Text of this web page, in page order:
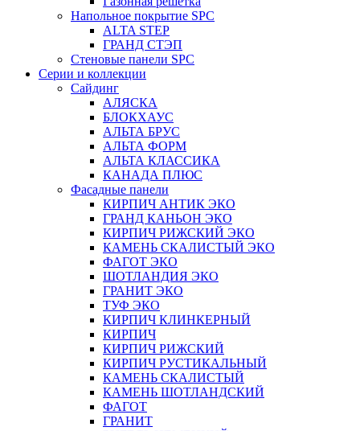
Напольное покрытие SPC
ALTA STEP
ГРАНД СТЭП
Стеновые панели SPC
Серии и коллекции
Сайдинг
АЛЯСКА
БЛОКХАУС
АЛЬТА БРУС
АЛЬТА ФОРМ
АЛЬТА КЛАССИКА
КАНАДА ПЛЮС
Фасадные панели
КИРПИЧ АНТИК ЭКО
ГРАНД КАНЬОН ЭКО
КИРПИЧ РИЖСКИЙ ЭКО
КАМЕНЬ СКАЛИСТЫЙ ЭКО
ФАГОТ ЭКО
ШОТЛАНДИЯ ЭКО
ГРАНИТ ЭКО
ТУФ ЭКО
КИРПИЧ КЛИНКЕРНЫЙ
КИРПИЧ
КИРПИЧ РИЖСКИЙ
КИРПИЧ РУСТИКАЛЬНЫЙ
КАМЕНЬ СКАЛИСТЫЙ
КАМЕНЬ ШОТЛАНДСКИЙ
ФАГОТ
ГРАНИТ